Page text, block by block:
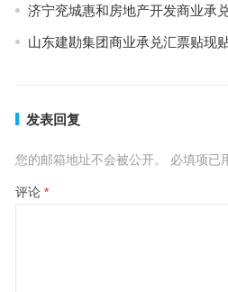
济宁兖城惠和房地产开发商业承
山东建勘集团商业承兑汇票贴现
发表回复
您的邮箱地址不会被公开。 必填项已
评论 *